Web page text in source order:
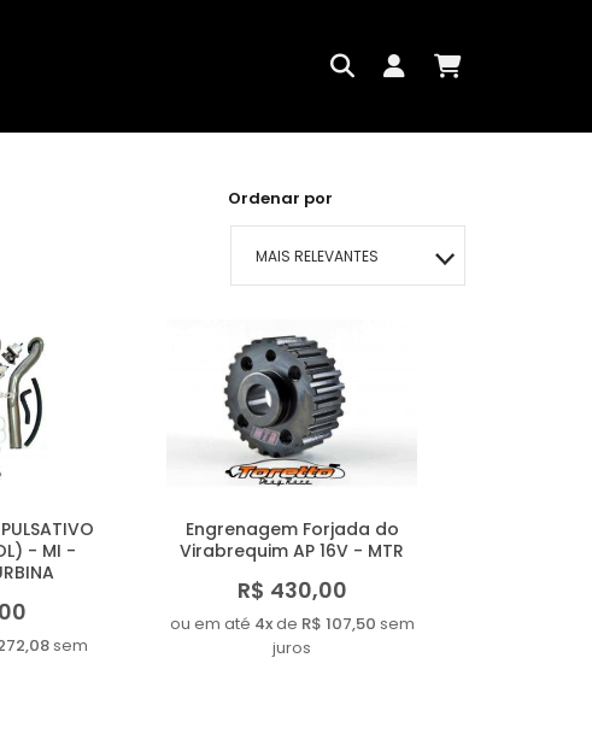
Ordenar por
MAIS RELEVANTES
MENOR PREÇO
MAIOR PREÇO
- MI -
sem
Engrenagem Forjada do
Virabrequim AP 16V - MTR
R$ 430,00
ou em até 4xde R$ 107,50 sem
juros